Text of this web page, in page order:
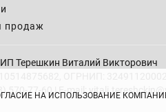
продаж
ИП Терешкин Виталий Викторович
570-77-60 | E-mail:
НА ИСПОЛЬЗОВАНИЕ